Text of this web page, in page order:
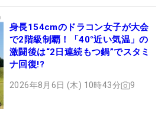
身長154cmのドラコン女子が大会
で2階級制覇！「40°近い気温」の
激闘後は“2日連続もつ鍋”でスタミ
ナ回復!?
2026年8月6日 (木) 10時43分 9